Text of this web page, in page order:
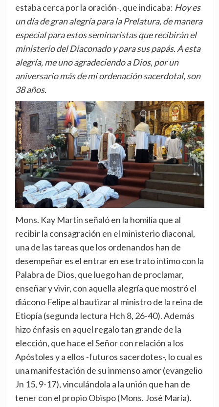
estaba cerca por la oración-, que indicaba: Hoy es
un día de gran alegría para la Prelatura, de manera
especial para estos seminaristas que recibirán el
ministerio del Diaconado y para sus papás. A esta
alegría, me uno agradeciendo a Dios, por un
aniversario más de mi ordenación sacerdotal, son
38 años.
Mons. Kay Martín señaló en la homilía que al
recibir la consagración en el ministerio diaconal,
una de las tareas que los ordenandos han de
desempeñar es el entrar en ese trato íntimo con la
Palabra de Dios, que luego han de proclamar,
enseñar y vivir, con aquella alegría que mostró el
diácono Felipe al bautizar al ministro de la reina de
Etiopía (segunda lectura Hch 8, 26-40). Además
hizo énfasis en aquel regalo tan grande de la
elección, que hace el Señor con relación a los
Apóstoles y a ellos -futuros sacerdotes-, lo cual es
una manifestación de su inmenso amor (evangelio
Jn 15, 9-17), vinculándola a la unión que han de
tener con el propio Obispo (Mons. José María).